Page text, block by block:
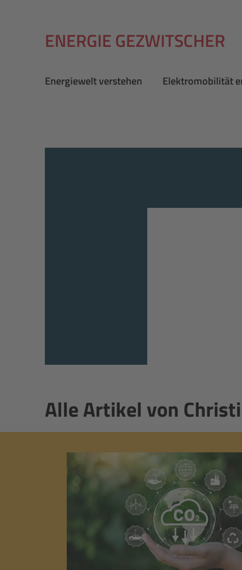
ENERGIE GEZWITSCHER
Energiewelt verstehen Elektromobilität
Alle Artikel von